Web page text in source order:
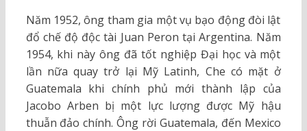
Năm 1952, ông tham gia một vụ bạo động đòi lật
đổ chế độ độc tài Juan Peron tại Argentina. Năm
1954, khi này ông đã tốt nghiệp Đại học và một
lần nữa quay trở lại Mỹ Latinh, Che có mặt ở
Guatemala khi chính phủ mới thành lập của
Jacobo Arben bị một lực lượng được Mỹ hậu
thuẫn đảo chính. Ông rời Guatemala, đến Mexico